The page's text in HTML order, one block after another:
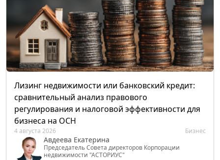
Лизинг недвижимости или банковский кредит:
сравнительный анализ правового
регулирования и налоговой эффективности для
бизнеса на ОСН
4 августа 2026 Бизнес
Авдеева Екатерина
Председатель Совета директоров Корпорации
недвижимости "АСТОРИУС"